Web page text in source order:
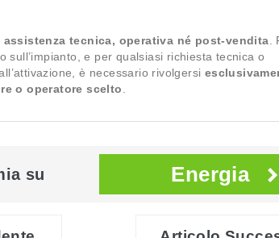
tecnica, operativa né post-vendita
sull’impianto, e per qualsiasi richiesta tecnica o
è necessario rivolgersi
o operatore scelto
su Energia